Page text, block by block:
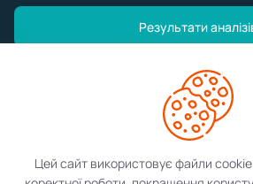
Результати
Цей сайт використовує файли